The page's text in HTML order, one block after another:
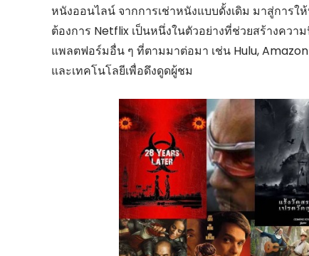
หนังออนไลน์ จากการเช่าหนังแบบดั้งเดิม มาสู่การ
ต้องการ Netflix เป็นหนึ่งในตัวอย่างที่ช่วยสร้างคว
แพลตฟอร์มอื่น ๆ ที่ตามมาต่อมา เช่น Hulu,
และเทคโนโลยีเพื่อดึงดูดผู้ชม